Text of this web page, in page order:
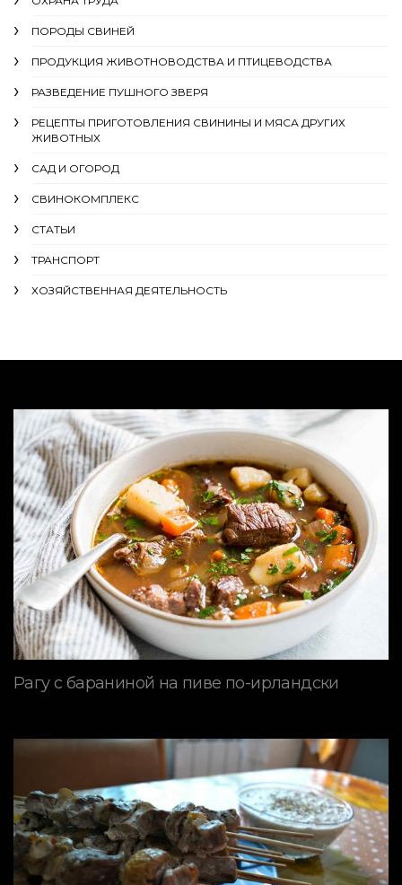
ПОРОДЫ СВИНЕЙ
ПРОДУКЦИЯ ЖИВОТНОВОДСТВА И ПТИЦЕВОДСТВА
РАЗВЕДЕНИЕ ПУШНОГО ЗВЕРЯ
РЕЦЕПТЫ ПРИГОТОВЛЕНИЯ СВИНИНЫ И МЯСА ДРУГИХ
ЖИВОТНЫХ
САД И ОГОРОД
СВИНОКОМПЛЕКС
СТАТЬИ
ТРАНСПОРТ
ХОЗЯЙСТВЕННАЯ ДЕЯТЕЛЬНОСТЬ
Рагу с бараниной на пиве по-ирландски